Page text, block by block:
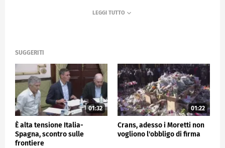
SUGGERITI
01:32
È alta tensione Italia-
Spagna, scontro sulle
frontiere
01:22
Crans, adesso i Moretti non
vogliono l'obbligo di firma